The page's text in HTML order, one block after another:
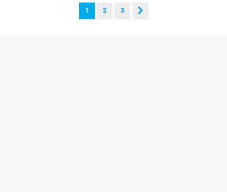
1 2 3